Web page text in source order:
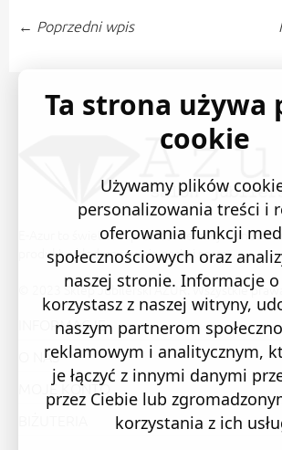
← Poprzedni wpis
E-Azur to świetne i sprawdzone miejsce na
produkt wkładamy swoją pasję i serce.
© 2023 Sklep Jubilerski AZUR. Wszystkie
INFORMACJE
O NAS
MOJE KONTO
Ta strona używa
cookie
Używamy plików
personalizowania treści i
oferowania funkcji
społecznościowych oraz
naszej stronie. Informacje
korzystasz z naszej witryny,
naszym partnerom
reklamowym i analitycznym,
je łączyć z innymi danymi
przez Ciebie lub
korzystania z ich